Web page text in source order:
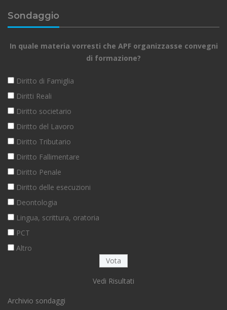
Sondaggio
In quale materia vorresti che APF organizzasse convegni
di formazione?
Diritto di Famiglia
Diritti Reali
Diritto societario
Diritto del Lavoro
Diritto Tributario
Diritto Fallimentare
Diritto Penale
Diritto delle esecuzioni
Deontologia
Lingua, scrittura, oratoria
PCT
Altro
Vedi Risultati
Archivio sondaggi